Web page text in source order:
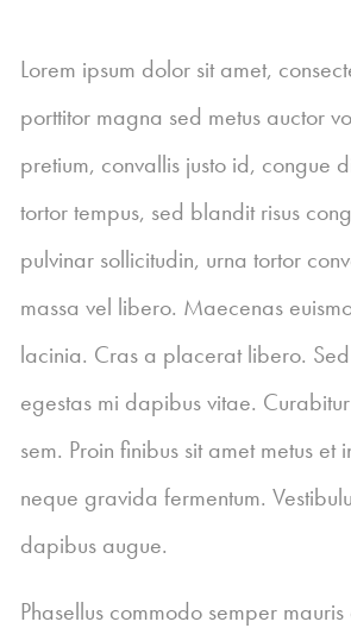
Lorem ipsum dolor sit amet,
porttitor magna sed metus auctor
pretium, convallis justo id, congue
tortor tempus, sed blandit risus
pulvinar sollicitudin, urna tortor
massa vel libero. Maecenas
lacinia. Cras a placerat libero.
egestas mi dapibus vitae.
sem. Proin finibus sit amet metus
neque gravida fermentum.
dapibus augue.
Phasellus commodo semper